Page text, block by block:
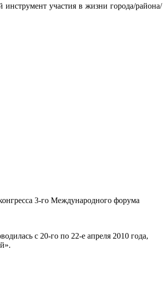
участия в жизни города/района/
3-го Международного форума
с 20-го по 22-е апреля 2010 года,